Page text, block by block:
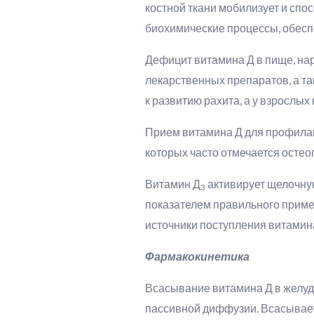
костной ткани мобилизует и
биохимические процессы,
Дефицит витамина Д в пище,
лекарственных препаратов, а
к развитию рахита, а у
Прием витамина Д для
которых часто отмечается
Витамин Д3 активирует
показателем правильного
источники поступления
Фармакокинетика
Всасывание витамина Д в
пассивной диффузии.